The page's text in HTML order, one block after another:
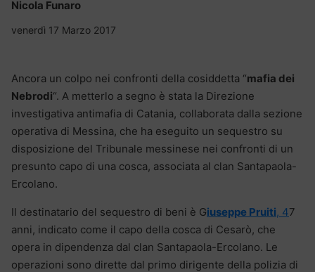
Nicola Funaro
venerdì 17 Marzo 2017
Ancora un colpo nei confronti della cosiddetta “mafia dei
Nebrodi“. A metterlo a segno è stata la Direzione
investigativa antimafia di Catania, collaborata dalla sezione
operativa di Messina, che ha eseguito un sequestro su
disposizione del Tribunale messinese nei confronti di un
presunto capo di una cosca, associata al clan Santapaola-
Ercolano.
Il destinatario del sequestro di beni è Giuseppe Pruiti, 47
anni, indicato come il capo della cosca di Cesarò, che
opera in dipendenza dal clan Santapaola-Ercolano. Le
operazioni sono dirette dal primo dirigente della polizia di